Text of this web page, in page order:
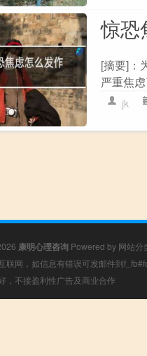
惊恐
[摘要]：
严重焦
jk
康明心理咨询 Powered by 网站分
联网，如信息有错误可发邮件到
，不接盈利性广告及商业合作